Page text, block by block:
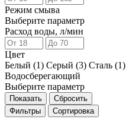
Режим смыва
Выберите параметр
Расход воды, л/мин
Цвет
Белый (1) Серый (3) Сталь (1)
Водосберегающий
Выберите параметр
Фильтры Сортировка